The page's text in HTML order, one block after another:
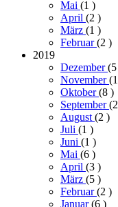
Mai (1 )
April (2 )
März (1 )
Februar(2 )
2019
Dezember(5
November(1
Oktober(8 )
September(2
August (2 )
Juli (1 )
Juni (1 )
Mai (6 )
April (3 )
März (5 )
Februar(2 )
Januar(6 )